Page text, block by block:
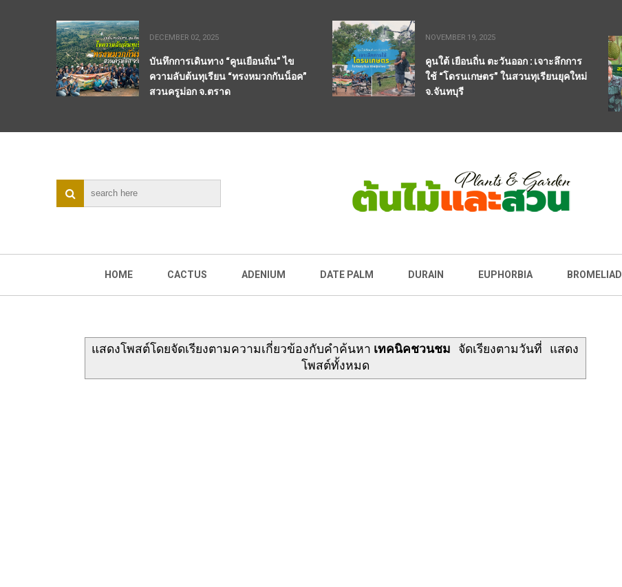
DECEMBER 02, 2025
บันทึกการเดินทาง “คูนเยือนถิ่น” ไข
ความลับต้นทุเรียน “ทรงหมวกกันน็อค”
สวนครูม่อก จ.ตราด
NOVEMBER 19, 2025
คูนใต้ เยือนถิ่น ตะวันออก : เจาะลึกการ
ใช้ “โดรนเกษตร” ในสวนทุเรียนยุคใหม่
จ.จันทบุรี
HOME CACTUS ADENIUM DATE PALM DURAIN EUPHORBIA BROMELIAD
แสดงโพสต์โดยจัดเรียงตามความเกี่ยวข้องกับคำค้นหา เทคนิคชวนชม จัดเรียงตามวันที่
แสดง
โพสต์ทั้งหมด